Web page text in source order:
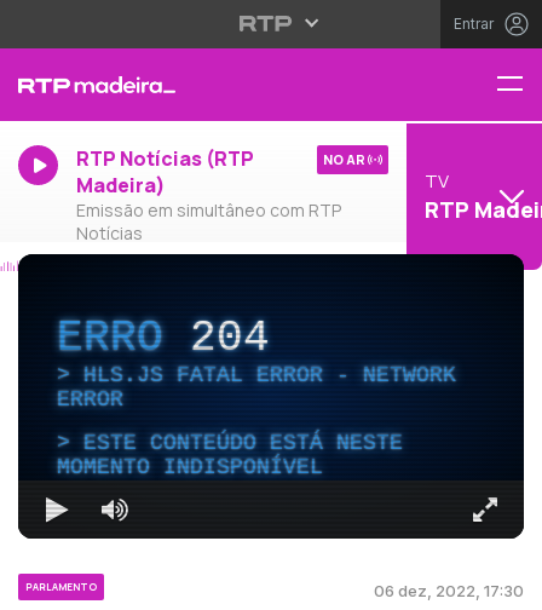
Entrar
RTP Notícias (RTP
Madeira)
Emissão em simultâneo com RTP
Notícias
NO AR
TV
RTP
ERRO204
HLS.JS FATAL ERROR - NETWORK
ERROR
ESTE CONTEÚDO ESTÁ NESTE
MOMENTO INDISPONÍVEL
PARLAMENTO 06 dez, 2022, 17:30